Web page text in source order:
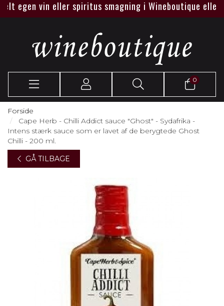
vin eller spiritus smagning i Wineboutique eller hos
0
Forside
Cape Herb - Chilli Addict sauce "Ghost" - Sydafrika -
Intens stærk sauce som er lavet af de berygtede Ghost
Chilli - 200 ml.
GÅ TILBAGE